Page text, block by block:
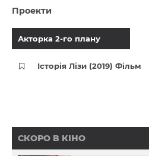
Проекти
Акторка 2-го плану
Історія Лізи (2019) Фільм
СКОРО В КІНО